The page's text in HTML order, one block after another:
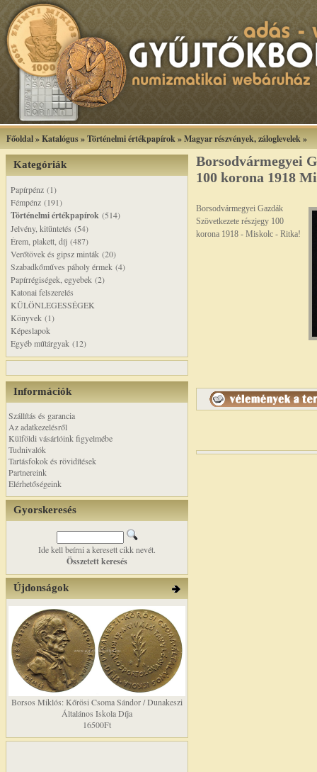
Főoldal»Katalógus»Történelmi értékpapírok»Magyar részvények, záloglevelek»
Kategóriák
Papírpénz (1)
Fémpénz (191)
Történelmi értékpapírok (514)
Jelvény, kitüntetés (54)
Érem, plakett, díj (487)
Verőtövek és gipsz minták (20)
Szabadkőműves páholy érmek (4)
Papírrégiségek, egyebek (2)
Katonai felszerelés
KÜLÖNLEGESSÉGEK
Könyvek (1)
Képeslapok
Egyéb műtárgyak (12)
Információk
Szállítás és garancia
Az adatkezelésről
Külföldi vásárlóink figyelmébe
Tudnivalók
Tartásfokok és rövidítések
Partnereink
Elérhetőségeink
Gyorskeresés
Ide kell beírni a keresett cikk nevét.
Összetett keresés
Újdonságok
Borsos Miklós: Kőrösi Csoma Sándor / Dunakeszi
Általános Iskola Díja
16500Ft
Borsodvármegyei
100 korona 1918
Borsodvármegyei Gazdák
Szövetkezete részjegy 100
korona 1918 - Miskolc - Ritka!